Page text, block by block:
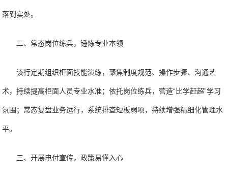
落到实处。
二、常态岗位练兵，锤炼专业本领
该行定期组织柜面技能演练，聚焦制度规范、操作步骤、沟通艺
术，持续提高柜面人员专业水准；依托岗位练兵，营造“比学赶超”学习
氛围；常态复盘业务运行，系统排查短板弱项，持续增强精细化管理水
平。
三、开展电付宣传，政策易懂入心